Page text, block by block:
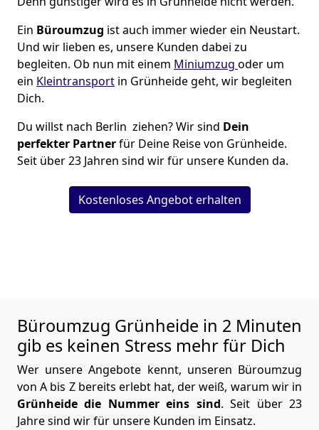
Ein Büroumzug ist auch immer wieder ein Neustart.
Und wir lieben es, unsere Kunden dabei zu
begleiten. Ob nun mit einem Miniumzug oder um
ein Kleintransport in Grünheide geht, wir begleiten
Dich.
Du willst nach Berlin ziehen? Wir sind Dein
perfekter Partnerfür Deine Reise von Grünheide.
Seit über 23 Jahren sind wir für unsere Kunden da.
Kostenloses Angebot erhalten
Büroumzug Grünheide in 2 Minuten
gib es keinen Stress mehr für Dich
Wer unsere Angebote kennt, unseren Büroumzug
von A bis Z bereits erlebt hat, der weiß, warum wir in
Grünheide die Nummer eins sind. Seit über 23
Jahre sind wir für unsere Kunden im Einsatz.